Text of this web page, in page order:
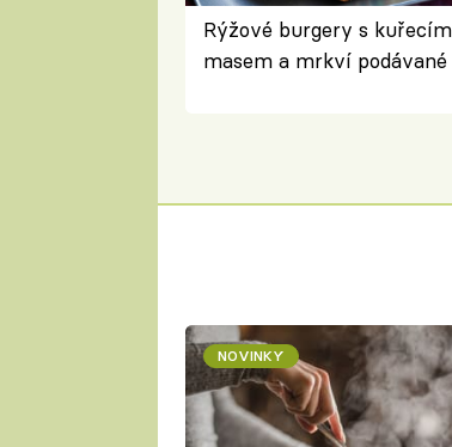
Rýžové burgery s kuřecím
masem a mrkví podávané
NOVINKY